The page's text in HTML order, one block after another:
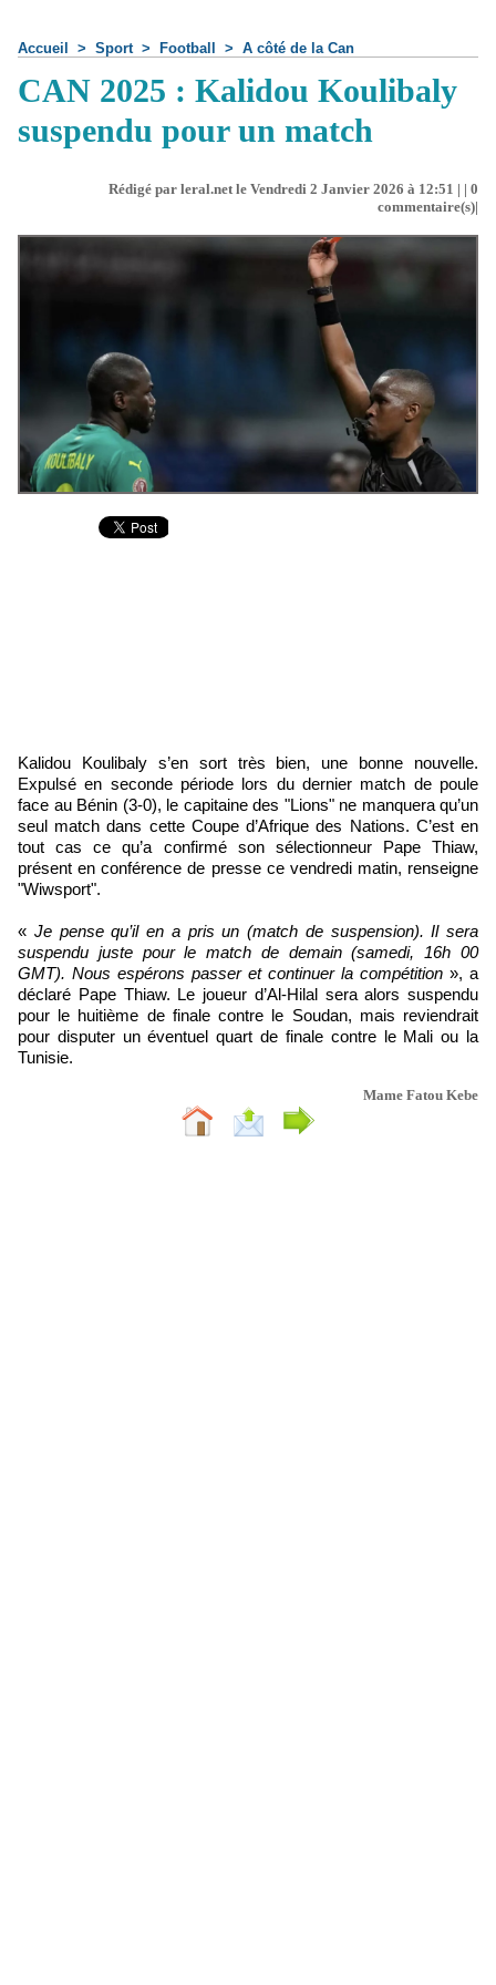
Accueil > Sport > Football > A côté de la Can
CAN 2025 : Kalidou Koulibaly
suspendu pour un match
Rédigé par leral.net le Vendredi 2 Janvier 2026 à 12:51 | | 0
commentaire(s)|
Kalidou Koulibaly s’en sort très bien, une bonne nouvelle.
Expulsé en seconde période lors du dernier match de poule
face au Bénin (3-0), le capitaine des "Lions" ne manquera qu’un
seul match dans cette Coupe d’Afrique des Nations. C’est en
tout cas ce qu’a confirmé son sélectionneur Pape Thiaw,
présent en conférence de presse ce vendredi matin, renseigne
"Wiwsport".
« Je pense qu’il en a pris un (match de suspension). Il sera
suspendu juste pour le match de demain (samedi, 16h 00
GMT). Nous espérons passer et continuer la compétition », a
déclaré Pape Thiaw. Le joueur d’Al-Hilal sera alors suspendu
pour le huitième de finale contre le Soudan, mais reviendrait
pour disputer un éventuel quart de finale contre le Mali ou la
Tunisie.
Mame Fatou Kebe